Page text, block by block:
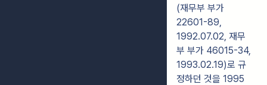
(재무부 부가
22601-89,
1992.07.02, 재무
부 부가 46015-34,
1993.02.19)로 규
정하던 것을 1995